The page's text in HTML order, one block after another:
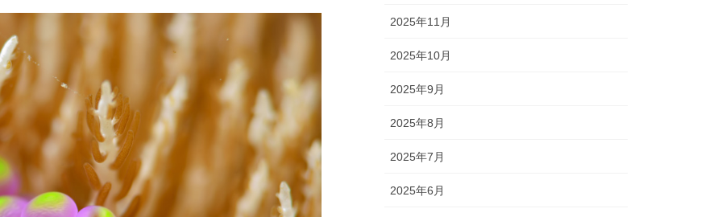
2025年11月
2025年10月
2025年9月
2025年8月
2025年7月
2025年6月